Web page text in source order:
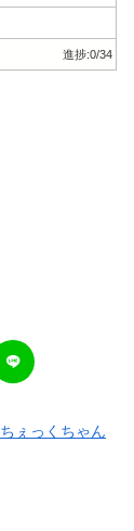
進捗:0/34
ちぇっくちゃん